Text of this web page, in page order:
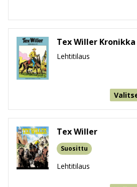
Tex Willer Kronikka
Lehtitilaus
Tex Willer
Suosittu
Lehtitilaus